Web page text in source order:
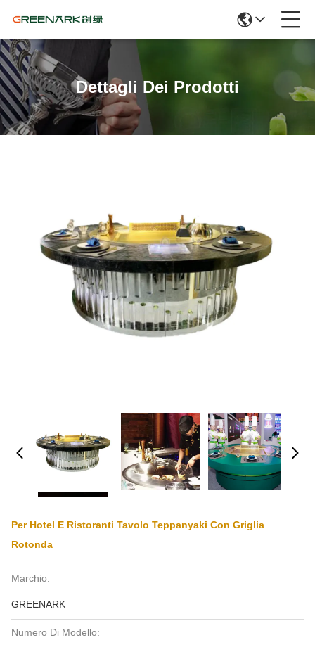
Dettagli Dei Prodotti
Per Hotel E Ristoranti Tavolo Teppanyaki Con Griglia
Rotonda
Marchio:
GREENARK
Numero Di Modello: